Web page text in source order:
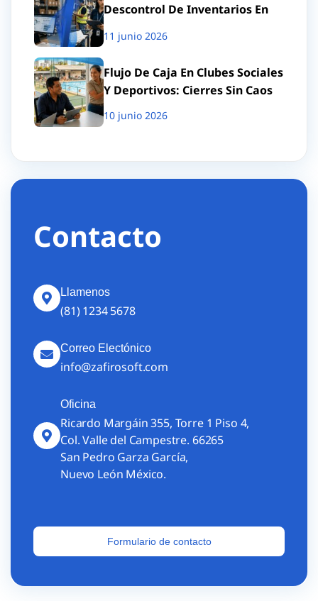
Descontrol De Inventarios En
11 junio 2026
Flujo De Caja En Clubes Sociales
Y Deportivos: Cierres Sin Caos
10 junio 2026
Contacto
Llamenos
(81) 1234 5678
Correo Electónico
info@zafirosoft.com
Oficina
Ricardo Margáin 355, Torre 1 Piso 4,
Col. Valle del Campestre. 66265
San Pedro Garza García,
Nuevo León México.